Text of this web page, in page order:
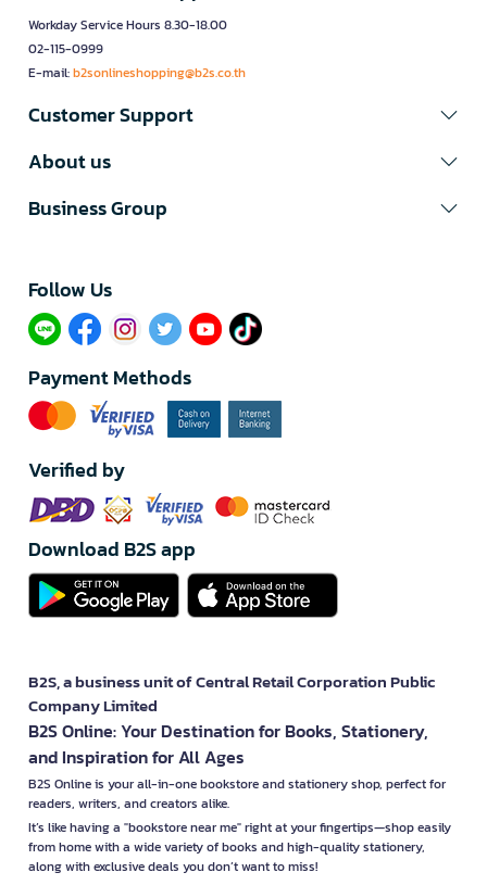
Workday Service Hours 8.30-18.00
02-115-0999
E-mail:b2sonlineshopping@b2s.co.th
Customer Support
About us
Business Group
Follow Us​
Payment Methods
Verified by
Download B2S app
B2S, a business unit of Central Retail Corporation Public
Company Limited
B2S Online: Your Destination for Books, Stationery,
and Inspiration for All Ages
B2S Online is your all-in-one bookstore and stationery shop, perfect for
readers, writers, and creators alike.
It’s like having a "bookstore near me" right at your fingertips—shop easily
from home with a wide variety of books and high-quality stationery,
along with exclusive deals you don’t want to miss!